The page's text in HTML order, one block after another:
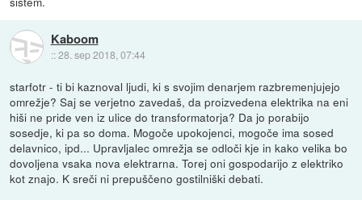
Kaboom
::28. sep 2018, 07:44
starfotr - ti bi kaznoval ljudi, ki s svojim denarjem razbremenjujejo
omrežje? Saj se verjetno zavedaš, da proizvedena elektrika na eni
hiši ne pride ven iz ulice do transformatorja? Da jo porabijo
sosedje, ki pa so doma. Mogoče upokojenci, mogoče ima sosed
delavnico, ipd... Upravljalec omrežja se odloči kje in kako velika bo
dovoljena vsaka nova elektrarna. Torej oni gospodarijo z elektriko
kot znajo. K sreči ni prepuščeno gostilniški debati.